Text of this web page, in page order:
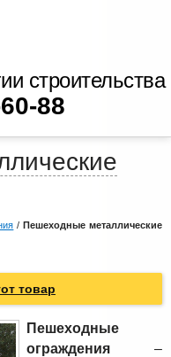
строительства
88
/ Пешеходные металлические
товар
Пешеходные
ограждения –